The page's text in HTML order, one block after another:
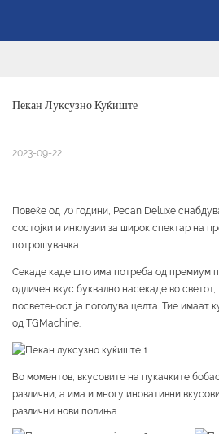
Пекан Луксузно Куќиште
2023-09-22
Повеќе од 70 години, Pecan Deluxe
состојки и инклузии за широк спектар на
потрошувачка.
Секаде каде што има потреба од премиум
одличен вкус буквално насекаде во
посветеност ја погодува целта. Тие имаат
од TGMachine.
Во моментов, вкусовите на пукачките
различни, а има и многу иновативни
различни нови полиња.